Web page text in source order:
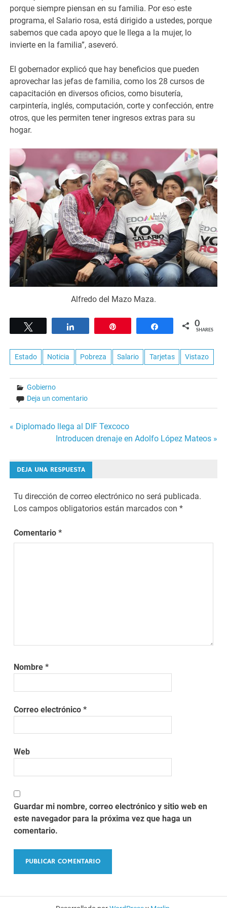
porque siempre piensan en su familia. Por eso este
programa, el Salario rosa, está dirigido a ustedes, porque
sabemos que cada apoyo que le llega a la mujer, lo
invierte en la familia”, aseveró.
El gobernador explicó que hay beneficios que pueden
aprovechar las jefas de familia, como los 28 cursos de
capacitación en diversos oficios, como bisutería,
carpintería, inglés, computación, corte y confección, entre
otros, que les permiten tener ingresos extras para su
hogar.
Alfredo del Mazo Maza.
Share 0
SHARES
Estado Noticia Pobreza Salario Tarjetas Vistazo
Gobierno
Deja un comentario
Navegación
entradas
« Diplomado llega al DIF Texcoco
Introducen drenaje en Adolfo López Mateos »
DEJA UNA RESPUESTA
Tu dirección de correo electrónico no será publicada.
Los campos obligatorios están marcados con*
Comentario*
Nombre*
Correo electrónico*
Web
Guardar mi nombre, correo electrónico y sitio web en
este navegador para la próxima vez que haga un
comentario.